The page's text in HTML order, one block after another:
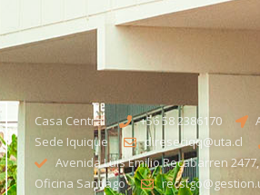
Casa Central +56 58 2386170
Sede Iquique
direseciqq@uta.cl
Avenida Luis Emilio Recabarren
Oficina Santiago